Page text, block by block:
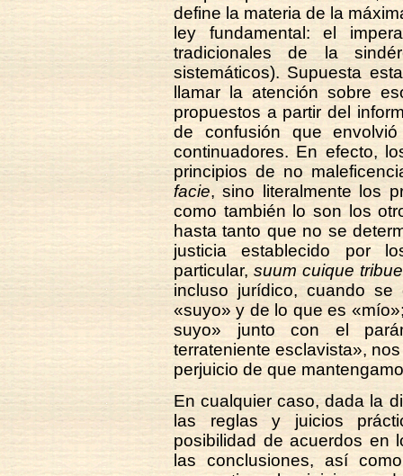
define la materia de la
ley fundamental: el
tradicionales de la
sistemáticos). Supuesta
llamar la atención sobre
propuestos a partir del
de confusión que
continuadores. En efecto,
principios de no
facie, sino literalmente los
como también lo son los
hasta tanto que no se
justicia establecido por
particular,suum cuique
incluso jurídico, cuando
«suyo» y de lo que es
suyo» junto con el
terrateniente esclavista»,
perjuicio de que
En cualquier caso, dada la
las reglas y juicios
posibilidad de acuerdos en
las conclusiones, así